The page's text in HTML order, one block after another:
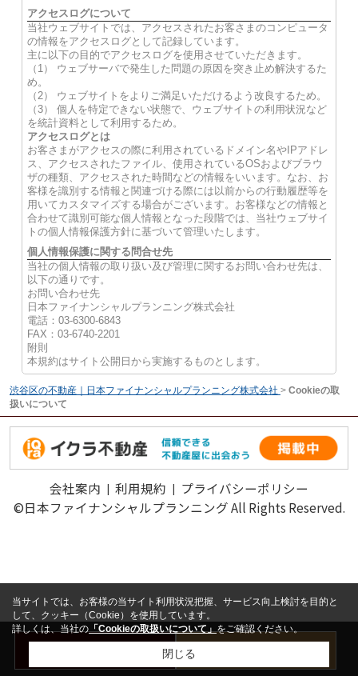
アクセスログについて
当社ウェブサイトでは、アクセスされたお客さまのコンピュータ
の情報をアクセスログとして記録しています。
主に以下の目的でアクセスログを使用させていただきます。
（1） ウェブサーバで発生した問題の原因を突き止め解決するた
め。
（2） ウェブサイトをよりご満足いただけるよう改良するため。
（3） 個人を特定できない状態で、ウェブサイトの利用状況など
を統計資料として利用するため。
アクセスログとは
お客さまがアクセスの際に利用されているドメイン名やIPアドレ
ス、アクセスされたファイル、使用されているOSおよびブラウ
ザの種類、アクセスされた時間などの情報をいいます。なお、お
客様を識別する情報と関連づける際には以前からの行動履歴等を
用いてカスタマイズする場合がございます。お客様などの情報と
合わせて識別可能な個人情報となった段階では、当社ウェブサイ
トの個人情報保護方針に基づいて管理いたします。
個人情報保護に関する問合せ先
当社の個人情報の取り扱い及び管理に関するお問い合わせ先は、
以下の通りです。
お問い合わせ先
日本ファイナンシャルプランニング株式会社
電話：03-6300-6843
FAX：03-6740-2201
附則
本規約はサイト公開日から実施するものとします。
渋谷区の不動産｜日本ファイナンシャルプランニング株式会社 > Cookieの取
扱いについて
会社案内 利用規約
プライバシーポリシー
©日本ファイナンシャルプランニング All Rights Reserved.
当サイトでは、お客様の当サイト利用状況把握、サービス向上検討を目的と
して、クッキー（Cookie）を使用しています。
詳しくは、当社の「Cookieの取扱いについて」をご確認ください。
閉じる